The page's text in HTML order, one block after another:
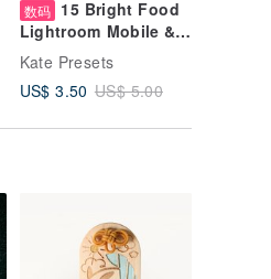
数码 15 Bright Food
Lightroom Mobile &
Desktop Presets
Kate Presets
US$ 3.50 US$ 5.00